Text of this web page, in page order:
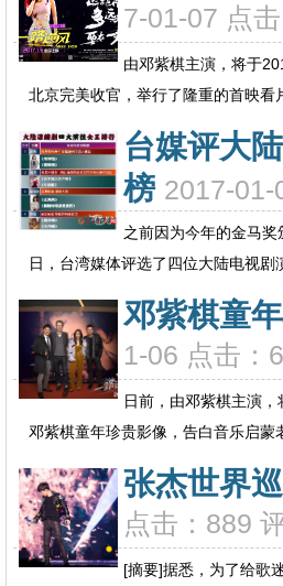
7-01-07 点
由邓紫棋主演，将于
北京完美收官，举行了隆重的首映
台媒评大
榜 2017-
之前因为今年的金马
日，台湾媒体评选了四位大陆电视
邓紫棋童
1-06 点击：
日前，由邓紫棋主演
邓紫棋童年珍贵影像，告白音乐启蒙
张杰世界
点击：889
[摘要]据悉，为了给